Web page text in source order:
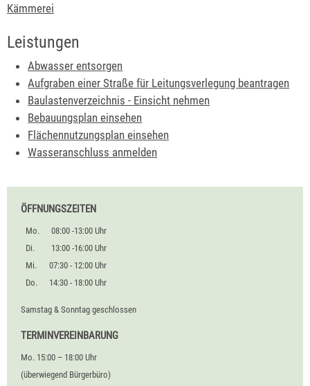
Kämmerei
Leistungen
Abwasser entsorgen
Aufgraben einer Straße für Leitungsverlegung beantragen
Baulastenverzeichnis - Einsicht nehmen
Bebauungsplan einsehen
Flächennutzungsplan einsehen
Wasseranschluss anmelden
ÖFFNUNGSZEITEN
Mo.
08:00 -13:00 Uhr
Di.
13:00 -16:00 Uhr
Mi.
07:30 - 12:00 Uhr
Do.
14:30 - 18:00 Uhr
Samstag & Sonntag geschlossen
TERMINVEREINBARUNG
Mo. 15:00 – 18:00 Uhr
(überwiegend Bürgerbüro)